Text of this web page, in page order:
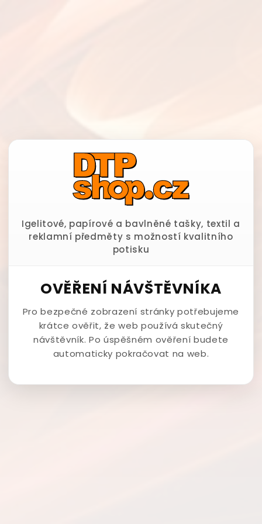
Igelitové, papírové a bavlněné tašky, textil a
reklamní předměty s možností kvalitního
potisku
OVĚŘENÍ NÁVŠTĚVNÍKA
Pro bezpečné zobrazení stránky potřebujeme
krátce ověřit, že web používá skutečný
návštěvník. Po úspěšném ověření budete
automaticky pokračovat na web.